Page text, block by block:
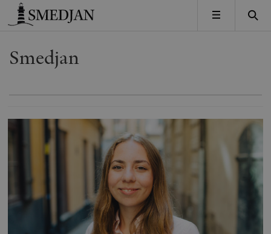
Timbro
MENY
Smedjan